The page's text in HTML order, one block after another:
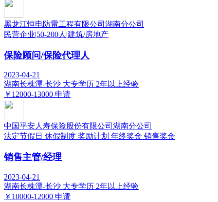
黑龙江恒电防雷工程有限公司湖南分公司
民营企业|50-200人 |建筑/房地产
保险顾问/保险代理人
2023-04-21
湖南长株潭-长沙 大专学历 2年以上经验
￥12000-13000 申请
中国平安人寿保险股份有限公司湖南分公司
法定节假日 休假制度 奖励计划 年终奖金 销售奖金
销售主管/经理
2023-04-21
湖南长株潭-长沙 大专学历 2年以上经验
￥10000-12000 申请